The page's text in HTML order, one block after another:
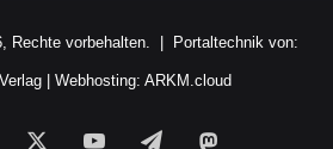
Rechte vorbehalten. | Portaltechnik von:
Webhosting: ARKM.cloud
Facebook YouTubeTelegram